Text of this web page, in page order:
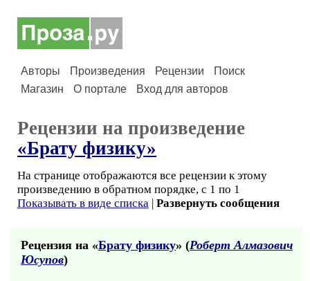
Авторы Произведения Рецензии
Поиск
Магазин
О портале Вход для авторов
Рецензии на произведение
«Брату физику»
На странице отображаются все рецензии к этому
произведению в обратном порядке, с 1 по 1
Показывать в виде списка | Развернуть сообщения
Рецензия на «Брату физику» (Роберт Алмазович
Юсупов)